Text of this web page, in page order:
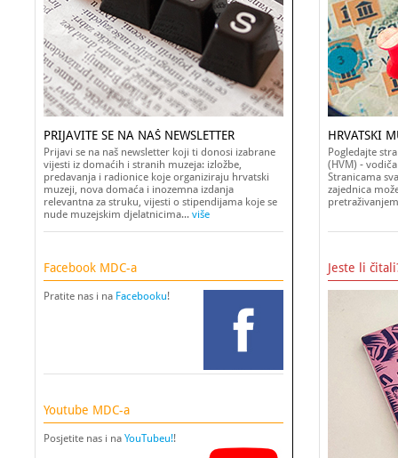
PRIJAVITE SE NA NAŠ NEWSLETTER
Prijavi se na naš newsletter koji ti donosi izabrane
vijesti iz domaćih i stranih muzeja: izložbe,
predavanja i radionice koje organiziraju hrvatski
muzeji, nova domaća i inozemna izdanja
relevantna za struku, vijesti o stipendijama koje se
nude muzejskim djelatnicima... više
Facebook MDC-a
Pratite nas i na Facebooku!
Youtube MDC-a
Posjetite nas i na YouTubeu!!
HRVATSKI
Pogledajte
(HVM) -
Stranicama
zajednica
Jeste li